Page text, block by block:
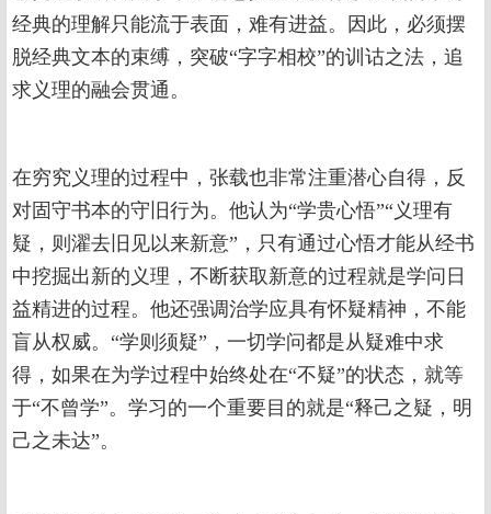
经典的理解只能流于表面，难有进益。因此，必须摆
脱经典文本的束缚，突破“字字相校”的训诂之法，追
求义理的融会贯通。
在穷究义理的过程中，张载也非常注重潜心自得，反
对固守书本的守旧行为。他认为“学贵心悟”“义理有
疑，则濯去旧见以来新意”，只有通过心悟才能从经书
中挖掘出新的义理，不断获取新意的过程就是学问日
益精进的过程。他还强调治学应具有怀疑精神，不能
盲从权威。“学则须疑”，一切学问都是从疑难中求
得，如果在为学过程中始终处在“不疑”的状态，就等
于“不曾学”。学习的一个重要目的就是“释己之疑，明
己之未达”。